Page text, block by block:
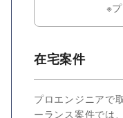
※
在宅案件
プロエンジニアで
ーランス案件では